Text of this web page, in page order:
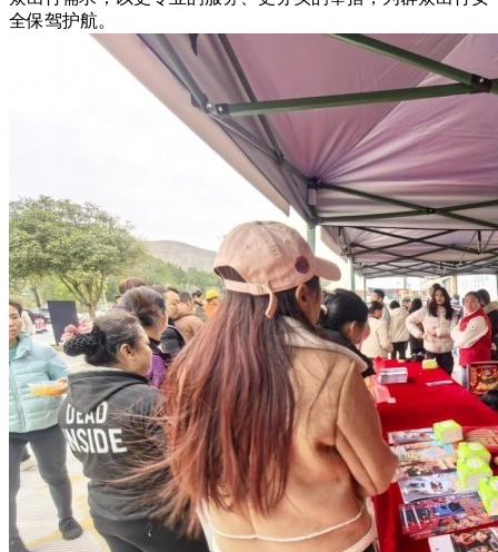
全保驾护航。